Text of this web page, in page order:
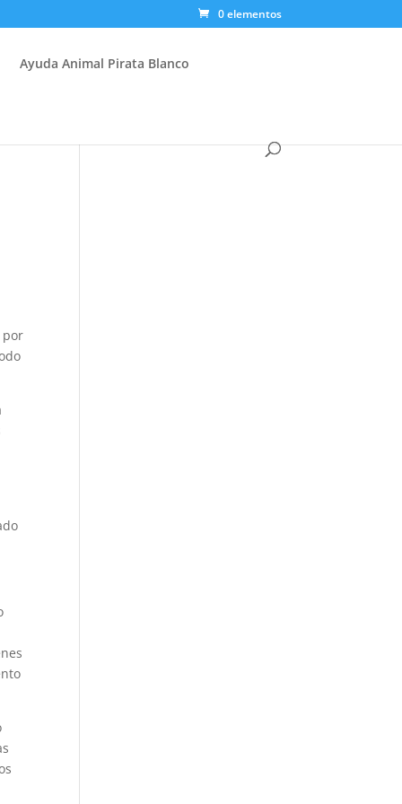
0 elementos
Ayuda Animal Pirata Blanco
por